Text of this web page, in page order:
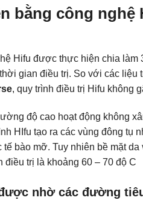
bằng công
Hifu được thực hiện chia làm
gian điều trị. So với các
, quy trình điều trị Hifu không
độ cao hoạt động không
HIfu tạo ra các vùng đông tụ
tế bào mỡ. Tuy nhiên bề mặt
trị là khoảng 60 – 70 độ C
nhờ các đường